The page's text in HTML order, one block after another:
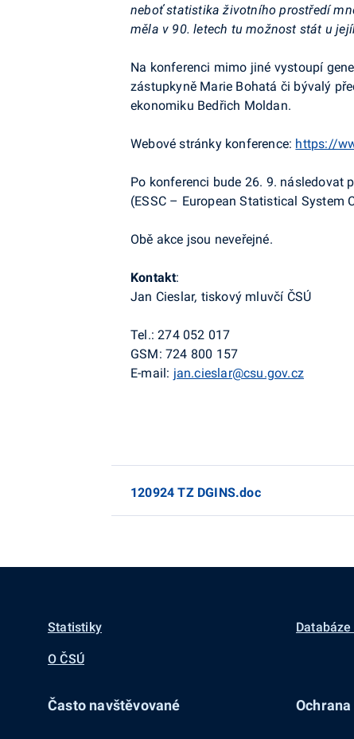
neboť statistika životního prostředí
měla v 90. letech tu možnost stát u
Na konferenci mimo jiné vystoupí
zástupkyně Marie Bohatá či bývalý
ekonomiku Bedřich Moldan.
Webové stránky konference: https://
Po konferenci bude 26. 9. následovat
(ESSC – European Statistical System
Obě akce jsou neveřejné.
Kontakt:
Jan Cieslar, tiskový mluvčí ČSÚ
Tel.: 274 052 017
GSM: 724 800 157
E-mail: jan.cieslar@csu.gov.cz
120924 TZ DGINS.doc
Statistiky
O ČSÚ
Často navštěvované